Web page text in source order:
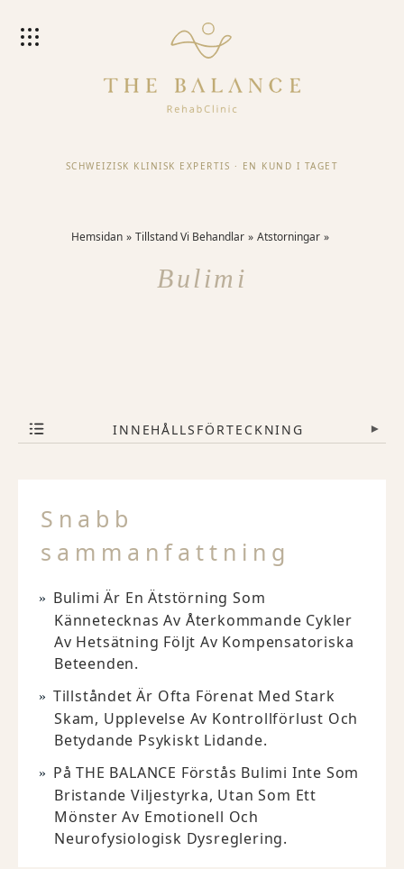
SCHWEIZISK KLINISK EXPERTIS · EN KUND I TAGET
Hemsidan Tillstand Vi Behandlar Atstorningar
Bulimi
INNEHÅLLSFÖRTECKNING ▾
Snabb
sammanfattning
Bulimi Är En Ätstörning Som
Kännetecknas Av Återkommande Cykler
Av Hetsätning Följt Av Kompensatoriska
Beteenden.
Tillståndet Är Ofta Förenat Med Stark
Skam, Upplevelse Av Kontrollförlust Och
Betydande Psykiskt Lidande.
På THE BALANCE Förstås Bulimi Inte Som
Bristande Viljestyrka, Utan Som Ett
Mönster Av Emotionell Och
Neurofysiologisk Dysreglering.